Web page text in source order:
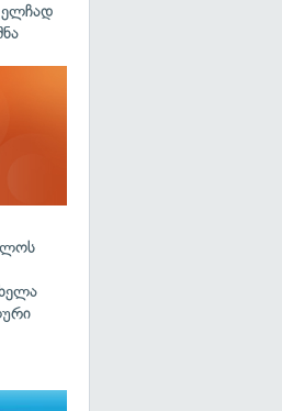
ელჩად